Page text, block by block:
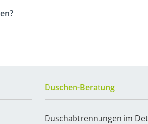
Duschen-Beratung
Duschabtrennungen im